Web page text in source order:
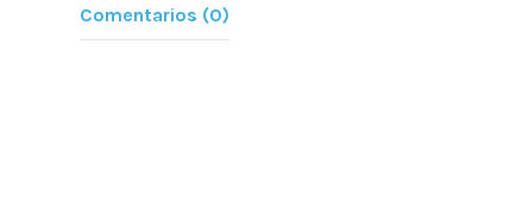
Comentarios (0)